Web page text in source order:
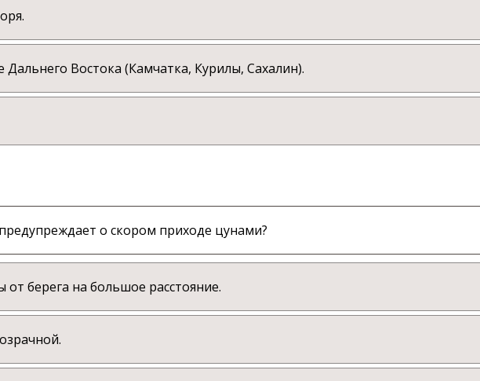
Востока (Камчатка, Курилы, Сахалин).
о скором приходе цунами?
берега на большое расстояние.